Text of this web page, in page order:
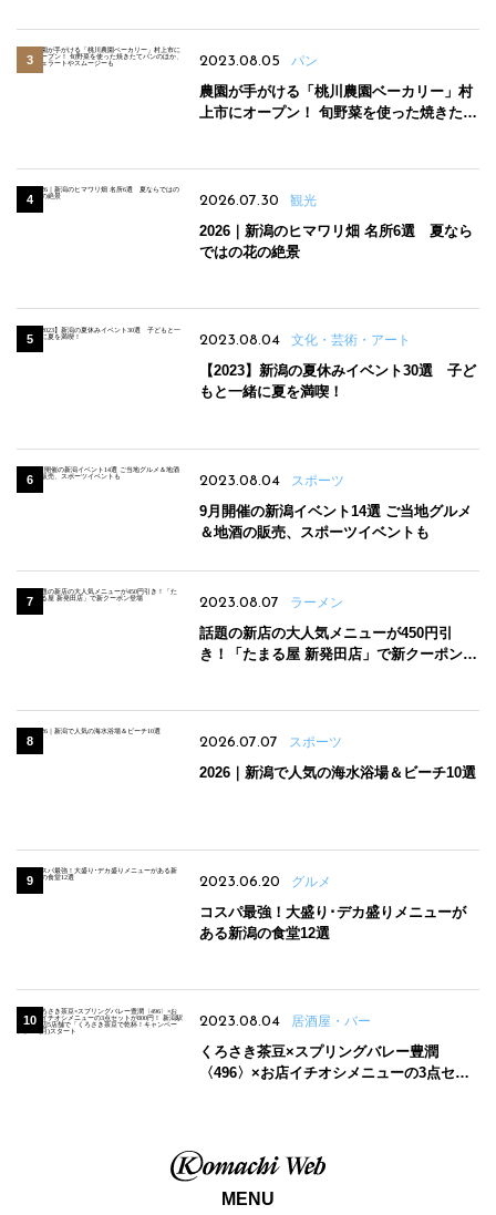
2023.08.05 パン
農園が手がける「桃川農園ベーカリー」村
上市にオープン！ 旬野菜を使った焼きたて
2026.07.30 観光
2026｜新潟のヒマワリ畑 名所6選 夏なら
ではの花の絶景
2023.08.04 文化・芸術・アート
【2023】新潟の夏休みイベント30選 子ど
もと一緒に夏を満喫！
2023.08.04 スポーツ
9月開催の新潟イベント14選 ご当地グルメ
＆地酒の販売、スポーツイベントも
2023.08.07 ラーメン
話題の新店の大人気メニューが450円引
き！「たまる屋 新発田店」で新クーポン登
2026.07.07 スポーツ
2026｜新潟で人気の海水浴場＆ビーチ10選
2023.06.20 グルメ
コスパ最強！大盛り･デカ盛りメニューが
ある新潟の食堂12選
2023.08.04 居酒屋・バー
くろさき茶豆×スプリングバレー豊潤
〈496〉×お店イチオシメニューの3点セッ
MENU